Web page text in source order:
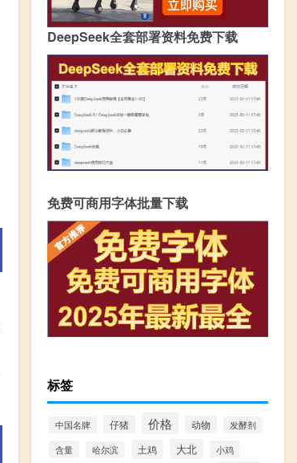
DeepSeek全套部署资料免费下载
免费可商用字体批量下载
标签
中国名牌 仔猪 价格 动物 发酵剂
含量 哈尔滨 土鸡 大北 小鸡